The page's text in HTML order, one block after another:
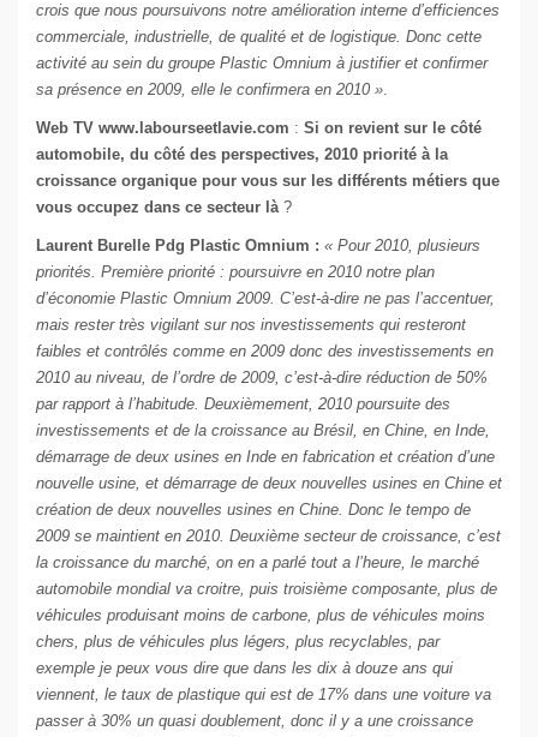
crois que nous poursuivons notre amélioration interne d’efficiences
commerciale, industrielle, de qualité et de logistique. Donc cette
activité au sein du groupe Plastic Omnium à justifier et confirmer
sa présence en 2009, elle le confirmera en 2010 ».
Web TV www.labourseetlavie.com : Si on revient sur le côté
automobile, du côté des perspectives, 2010 priorité à la
croissance organique pour vous sur les différents métiers que
vous occupez dans ce secteur là ?
Laurent Burelle Pdg Plastic Omnium : « Pour 2010, plusieurs
priorités. Première priorité : poursuivre en 2010 notre plan
d’économie Plastic Omnium 2009. C’est-à-dire ne pas l’accentuer,
mais rester très vigilant sur nos investissements qui resteront
faibles et contrôlés comme en 2009 donc des investissements en
2010 au niveau, de l’ordre de 2009, c’est-à-dire réduction de 50%
par rapport à l’habitude. Deuxièmement, 2010 poursuite des
investissements et de la croissance au Brésil, en Chine, en Inde,
démarrage de deux usines en Inde en fabrication et création d’une
nouvelle usine, et démarrage de deux nouvelles usines en Chine et
création de deux nouvelles usines en Chine. Donc le tempo de
2009 se maintient en 2010. Deuxième secteur de croissance, c’est
la croissance du marché, on en a parlé tout a l’heure, le marché
automobile mondial va croitre, puis troisième composante, plus de
véhicules produisant moins de carbone, plus de véhicules moins
chers, plus de véhicules plus légers, plus recyclables, par
exemple je peux vous dire que dans les dix à douze ans qui
viennent, le taux de plastique qui est de 17% dans une voiture va
passer à 30% un quasi doublement, donc il y a une croissance